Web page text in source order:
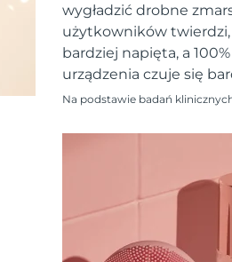
wygładzić drobne
użytkowników twierdzi,
bardziej napięta, a
urządzenia czuje się
Na podstawie badań